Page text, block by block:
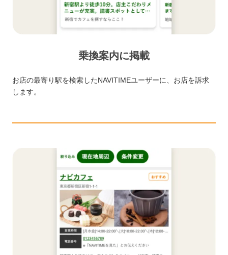
乗換案内に掲載
お店の最寄り駅を検索したNAVITIMEユーザーに、お店を訴求
します。